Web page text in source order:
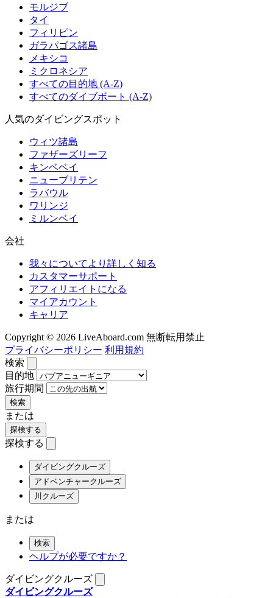
モルジブ
タイ
フィリピン
ガラパゴス諸島
メキシコ
ミクロネシア
すべての目的地 (A-Z)
すべてのダイブボート (A-Z)
人気のダイビングスポット
ウィツ諸島
ファザーズリーフ
キンベベイ
ニューブリテン
ラバウル
ワリンジ
ミルンベイ
会社
我々についてより詳しく知る
カスタマーサポート
アフィリエイトになる
マイアカウント
キャリア
Copyright © 2026 LiveAboard.com 無断転用禁止
プライバシーポリシー 利用規約
検索
目的地
旅行期間
検索
または
探検する
探検する
ダイビングクルーズ
アドベンチャークルーズ
川クルーズ
または
検索
ヘルプが必要ですか？
ダイビングクルーズ
ダイビングクルーズ